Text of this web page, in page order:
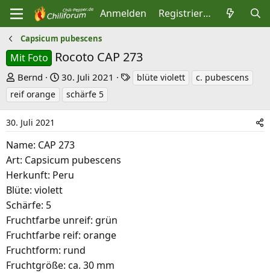
Anmelden Registrieren
Capsicum pubescens
Mit Foto Rocoto CAP 273
E
r
s
e
l
l
e
r
Bernd
E
r
s
e
l
l
t
a
30. Juli 2021
a
blüte violett
c. pubescens
reif orange
schärfe 5
30. Juli 2021
Name: CAP 273
Art: Capsicum pubescens
Herkunft: Peru
Blüte: violett
Schärfe: 5
Fruchtfarbe unreif: grün
Fruchtfarbe reif: orange
Fruchtform: rund
Fruchtgröße: ca. 30 mm